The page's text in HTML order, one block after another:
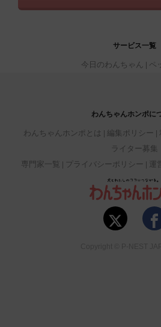
サービス一覧
今日のわんちゃん ペ
わんちゃんホンポに
わんちゃんホンポとは 編集ポリシー
ライター募集
専門家一覧
プライバシーポリシー 運